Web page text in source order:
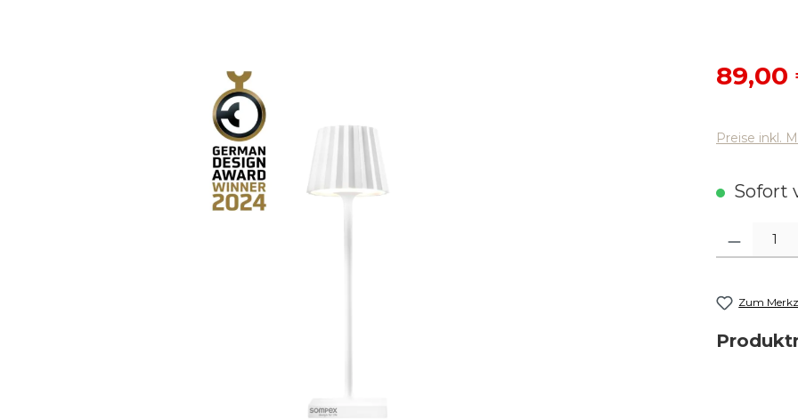
Bildergalerie überspringen 89,00
Preise inkl.
Sofort
Produkt
Zum